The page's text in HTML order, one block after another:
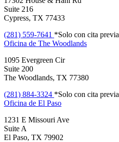
Suite 216
Cypress, TX 77433
(281) 559-7641 *Solo con cita previa
Oficina de The Woodlands
1095 Evergreen Cir
Suite 200
The Woodlands, TX 77380
(281) 884-3324 *Solo con cita previa
Oficina de El Paso
1231 E Missouri Ave
Suite A
El Paso, TX 79902